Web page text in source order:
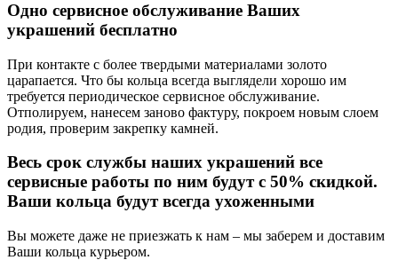
Одно сервисное обслуживание Ваших
украшений бесплатно
При контакте с более твердыми материалами золото
царапается. Что бы кольца всегда выглядели хорошо им
требуется периодическое сервисное обслуживание.
Отполируем, нанесем заново фактуру, покроем новым слоем
родия, проверим закрепку камней.
Весь срок службы наших украшений все
сервисные работы по ним будут с 50% скидкой.
Ваши кольца будут всегда ухоженными
Вы можете даже не приезжать к нам – мы заберем и доставим
Ваши кольца курьером.